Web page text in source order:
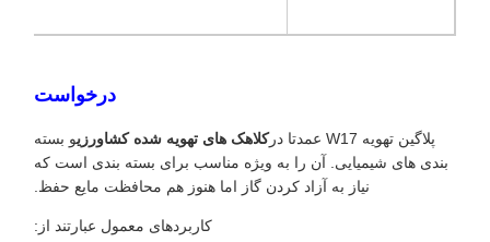
درخواست
پلاگین تهویه W17 عمدتا در کلاهک های تهویه شده کشاورزیو بسته
بندی های شیمیایی. آن را به ویژه مناسب برای بسته بندی است که
نیاز به آزاد کردن گاز اما هنوز هم محافظت مایع حفظ.
کاربردهای معمول عبارتند از: